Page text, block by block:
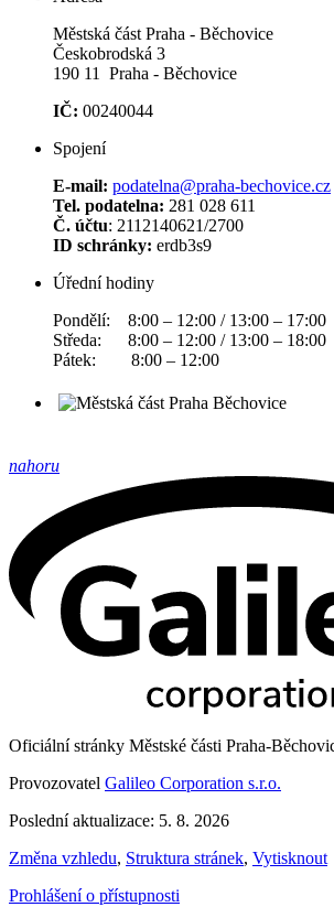
Městská část Praha - Běchovice
Českobrodská 3
190 11 Praha - Běchovice
IČ: 00240044
Spojení
E-mail: podatelna@praha-bechovice.cz
Tel. podatelna: 281 028 611
Č. účtu: 2112140621/2700
ID schránky: erdb3s9
Úřední hodiny
Pondělí: 8:00 – 12:00 / 13:00 – 17:00
Středa: 8:00 – 12:00 / 13:00 – 18:00
Pátek: 8:00 – 12:00
nahoru
Oficiální stránky Městské části Praha-
Provozovatel Galileo Corporation s.r.o.
Poslední aktualizace: 5. 8. 2026
Změna vzhledu, Struktura stránek, Vytisknout
Prohlášení o přístupnosti